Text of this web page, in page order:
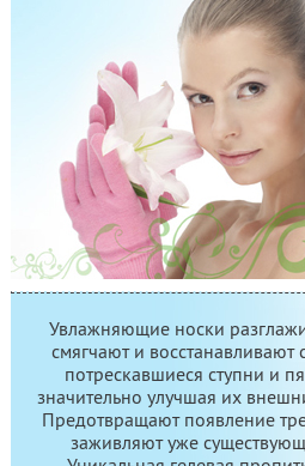
Увлажняющие носки
смягчают и восстанавливают
потрескавшиеся ступни и
значительно улучшая их
Предотвращают появление
заживляют уже